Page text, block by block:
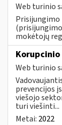
Web turinio
Prisijungimo
mokėtojų
Web turinio
prevencijos
viešojo
turi viešinti...
Metai: 2022